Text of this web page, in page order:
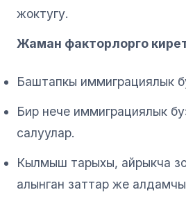
жоктугу.
Жаман факторлорго
Баштапкы иммиграциялык
Бир нече иммиграциялык
салуулар.
Кылмыш тарыхы, айрыкча
алынган заттар же